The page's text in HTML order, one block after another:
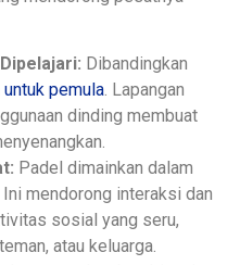
Dibandingkan
pemula. Lapangan
dinding membuat
Padel dimainkan dalam
mendorong interaksi dan
sosial yang seru,
atau keluarga.